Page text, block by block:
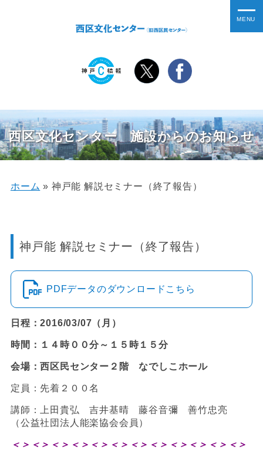
西区文化センター 施設からのお知らせ
ホーム » 神戸能 解説セミナー（終了報告）
神戸能 解説セミナー（終了報告）
PDFデータのダウンロードこちら
日程：2016/03/07（月）
時間：１４時００分～１５時１５分
会場：西区民センター２階 なでしこホール
定員：先着２００名
講師：上田貴弘 吉井基晴 藤谷音彌 善竹忠亮
（公益社団法人能楽協会会員）
＜＞＜＞＜＞＜＞＜＞＜＞＜＞＜＞＜＞＜＞＜＞＜＞